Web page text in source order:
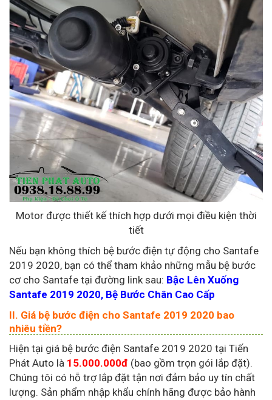
Motor được thiết kế thích hợp dưới mọi điều kiện thời
tiết
Nếu bạn không thích bệ bước điện tự động cho Santafe
2019 2020, bạn có thể tham khảo những mẫu bệ bước
cơ cho Santafe tại đường link sau: Bậc Lên Xuống
Santafe 2019 2020, Bệ Bước Chân Cao Cấp
II. Giá bệ bước điện cho Santafe 2019 2020 bao
nhiêu tiền?
Hiện tại giá bệ bước điện Santafe 2019 2020 tại Tiến
Phát Auto là 15.000.000đ (bao gồm trọn gói lắp đặt).
Chúng tôi có hỗ trợ lắp đặt tận nơi đảm bảo uy tín chất
lượng. Sản phẩm nhập khẩu chính hãng được bảo hành